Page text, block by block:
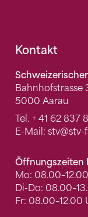
Fusszeile
Kontakt
Bahnhofstrasse
5000 Aarau
Tel. + 41 62 837
E-Mail: stv@stv-
Öffnungszeiten
Mo:
Di-Do:
Fr: 08.00–12.00